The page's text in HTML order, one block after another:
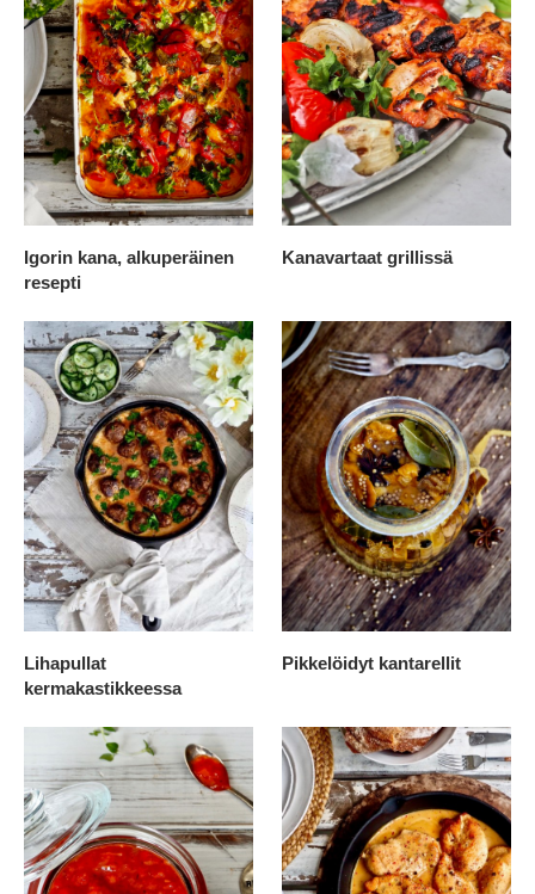
Igorin kana, alkuperäinen
resepti
Kanavartaat grillissä
Lihapullat
kermakastikkeessa
Pikkelöidyt kantarellit